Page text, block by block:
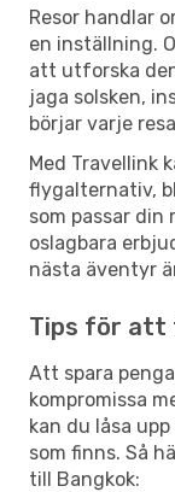
Resor handlar
en inställning.
att utforska
jaga solsken,
börjar varje
Med Travellink
flygalternativ,
som passar din
oslagbara
nästa äventyr
Tips för att
Att spara
kompromissa
kan du låsa
som finns. Så
till Bangkok: